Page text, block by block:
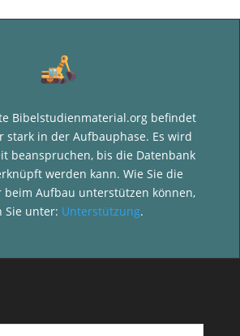
Bibelstudienmaterial.org befindet
stark in der Aufbauphase. Es wird
beanspruchen, bis die Datenbank
werden kann. Wie Sie die
beim Aufbau unterstützen können,
Sie unter: Unterstützung.